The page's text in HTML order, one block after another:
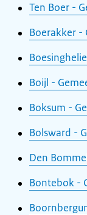
Ten Boer -
Boerakker -
Boijl -
Boksum -
Bolsward -
Den
Bontebok -